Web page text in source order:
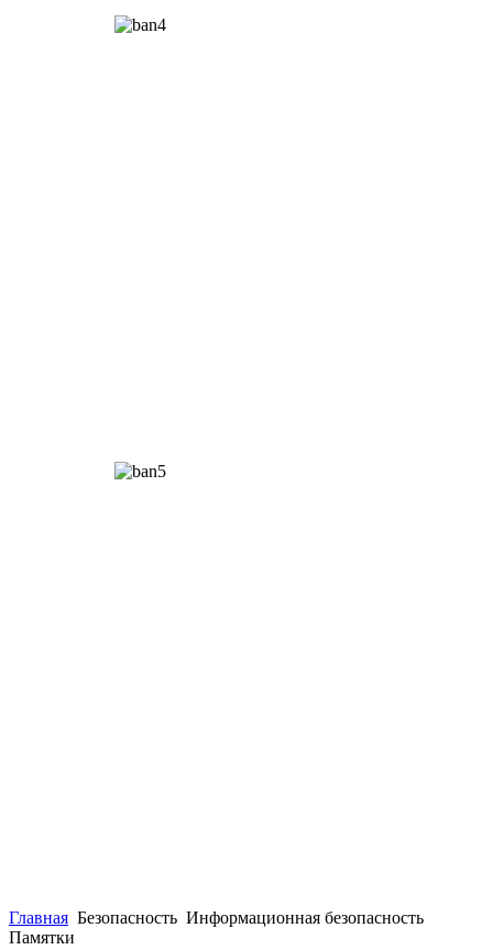
Главная Безопасность Информационная безопасность
Памятки